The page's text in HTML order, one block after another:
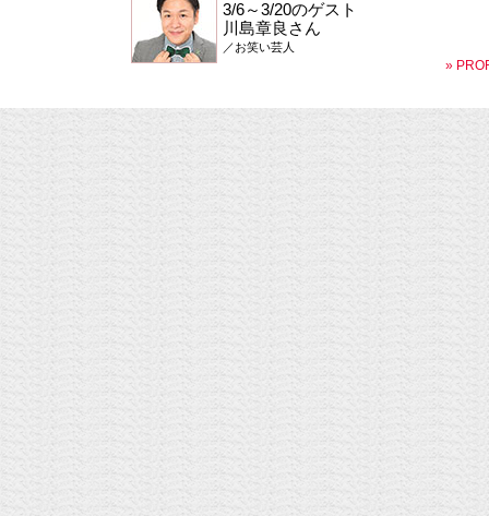
3/6～3/20のゲスト
川島章良さん
／お笑い芸人
»